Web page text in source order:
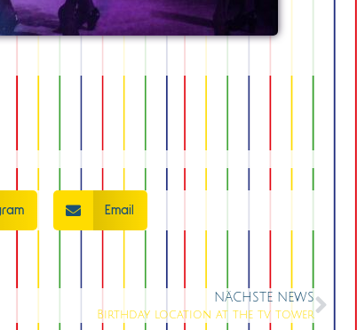
Email
NÄCHSTE NEWS
Birthday location at the tv tower